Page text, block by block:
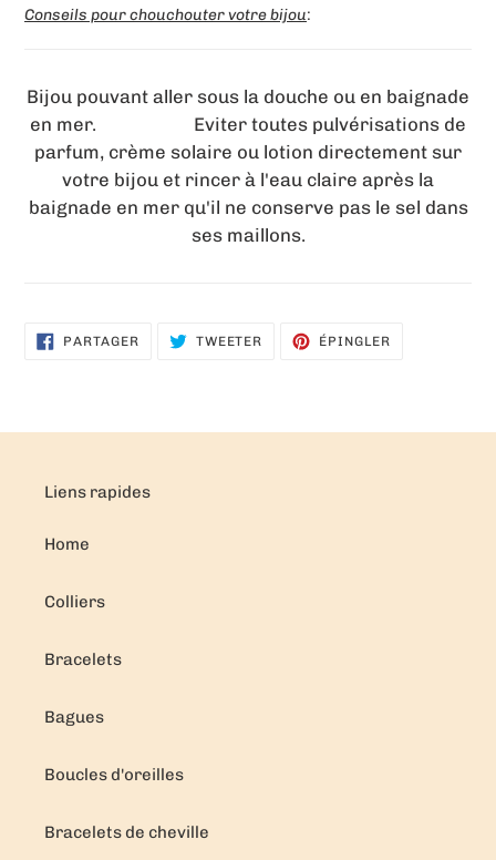
Conseils pour chouchouter votre bijou:
Bijou pouvant aller sous la douche ou en baignade
en mer. Eviter toutes pulvérisations de
parfum, crème solaire ou lotion directement sur
votre bijou et rincer à l'eau claire après la
baignade en mer qu'il ne conserve pas le sel dans
ses maillons.
PARTAGER PARTAGER
SUR
TWEETER TWEETERÉPINGLER
Liens rapides
Home
Colliers
Bracelets
Bagues
Boucles d'oreilles
Bracelets de cheville